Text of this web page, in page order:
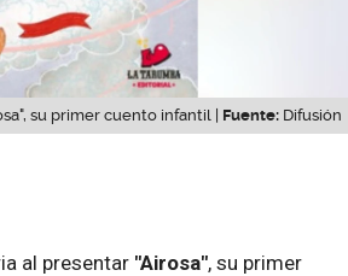
su primer cuento infantil | Fuente: Difusión
al presentar "Airosa", su primer